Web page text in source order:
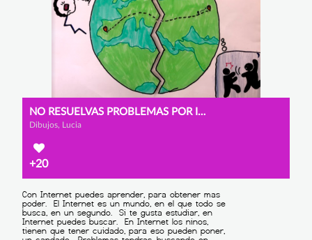
NO RESUELVAS PROBLEMAS POR INTERNET
Dibujos, Lucia
+20